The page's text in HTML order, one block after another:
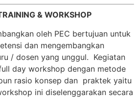
& WORKSHOP
oleh PEC bertujuan untuk
dan mengembangkan
/ dosen yang unggul. Kegiatan
day workshop dengan metode
rasio konsep dan praktek yaitu
ini diselenggarakan secara